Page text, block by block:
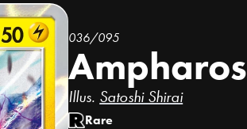
036/095
Ampharos
Illus. Satoshi Shirai
Rare